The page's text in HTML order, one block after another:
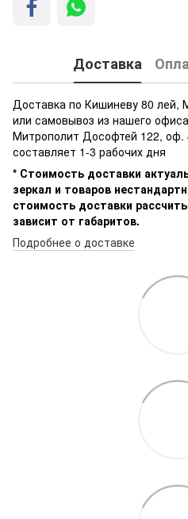
Доставка
Доставка по Кишиневу 80 лей,
или самовывоз из нашего
Митрополит Дософтей 122, оф.
составляет 1-3 рабочих дня
* Стоимость доставки
зеркал и товаров
стоимость доставки
зависит от габаритов.
Подробнее о доставке